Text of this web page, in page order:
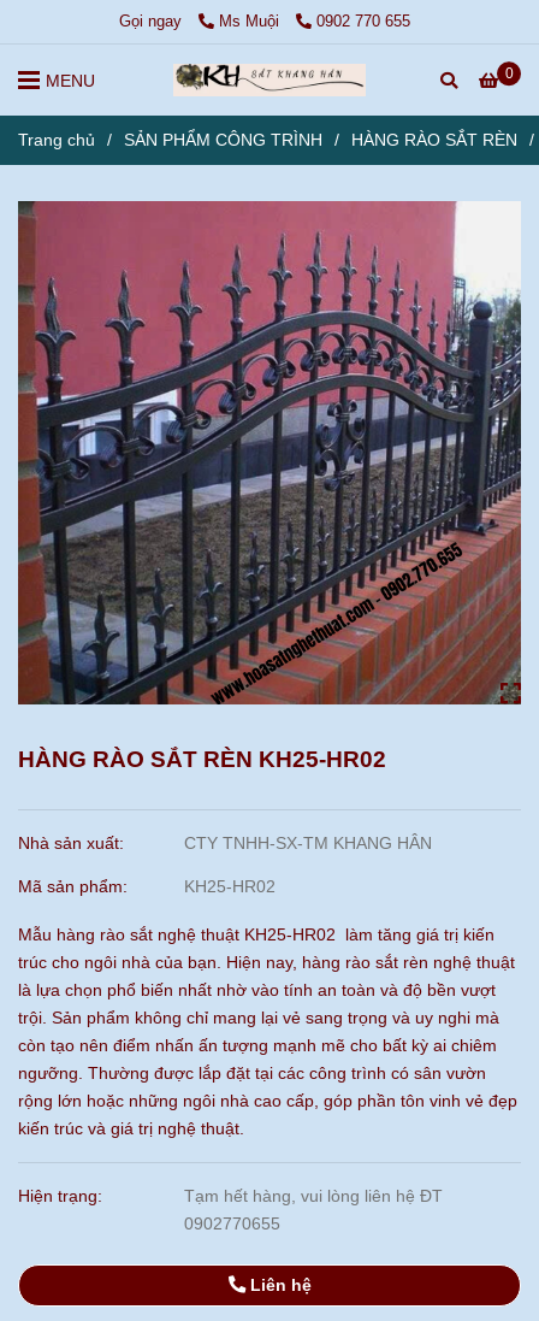
Gọi ngay Ms Muội 0902 770 655
0
MENU
Trang chủ / SẢN PHẨM CÔNG TRÌNH / HÀNG RÀO SẮT RÈN /
HÀNG RÀO SẮT RÈN KH25-HR02
Nhà sản xuất: CTY TNHH-SX-TM KHANG HÂN
Mã sản phẩm: KH25-HR02
Mẫu hàng rào sắt nghệ thuật KH25-HR02 làm tăng giá trị kiến
trúc cho ngôi nhà của bạn. Hiện nay, hàng rào sắt rèn nghệ thuật
là lựa chọn phổ biến nhất nhờ vào tính an toàn và độ bền vượt
trội. Sản phẩm không chỉ mang lại vẻ sang trọng và uy nghi mà
còn tạo nên điểm nhấn ấn tượng mạnh mẽ cho bất kỳ ai chiêm
ngưỡng. Thường được lắp đặt tại các công trình có sân vườn
rộng lớn hoặc những ngôi nhà cao cấp, góp phần tôn vinh vẻ đẹp
kiến trúc và giá trị nghệ thuật.
Hiện trạng:
Tạm hết hàng, vui lòng liên hệ ĐT
0902770655
Liên hệ